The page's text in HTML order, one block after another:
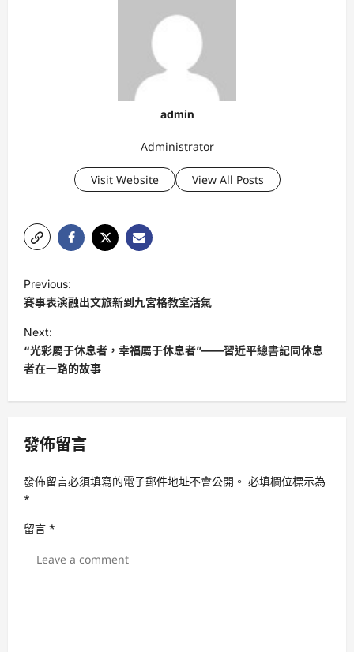
admin
Administrator
Visit Website View All Posts
o
s
t
n
a
i
a
t
i
Previous:
賽事表演融出文旅新到九宮格教室活氣
Next:
“光彩屬于休息者，幸福屬于休息者”——習近平總書記同休息
者在一路的故事
發佈留言
發佈留言必須填寫的電子郵件地址不會公開。 必填欄位標示為
*
留言 *